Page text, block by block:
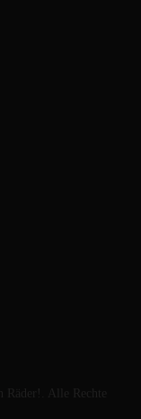
Alle Rechte